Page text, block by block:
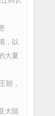
，以
大夏
朝，
大陆